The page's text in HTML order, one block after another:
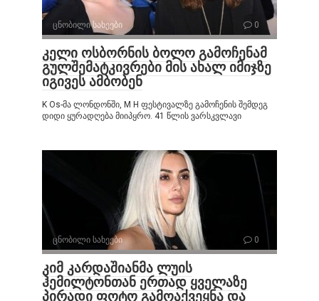
ცნობილი სახეები 0
კელი ოსბორნის ბოლო გამოჩენამ
გულშემატკივრები მის ახალ იმიჯზე
იგივეს ამბობენ
K Os-მა ლონდონში, M H ფესტივალზე გამოჩენის შემდეგ
დიდი ყურადღება მიიპყრო. 41 წლის ვარსკვლავი
ცნობილი სახეები 0
კიმ კარდაშიანმა ლუის
ჰემილტონთან ერთად ყველაზე
პირადი ფოტო გამოაქვეყნა და